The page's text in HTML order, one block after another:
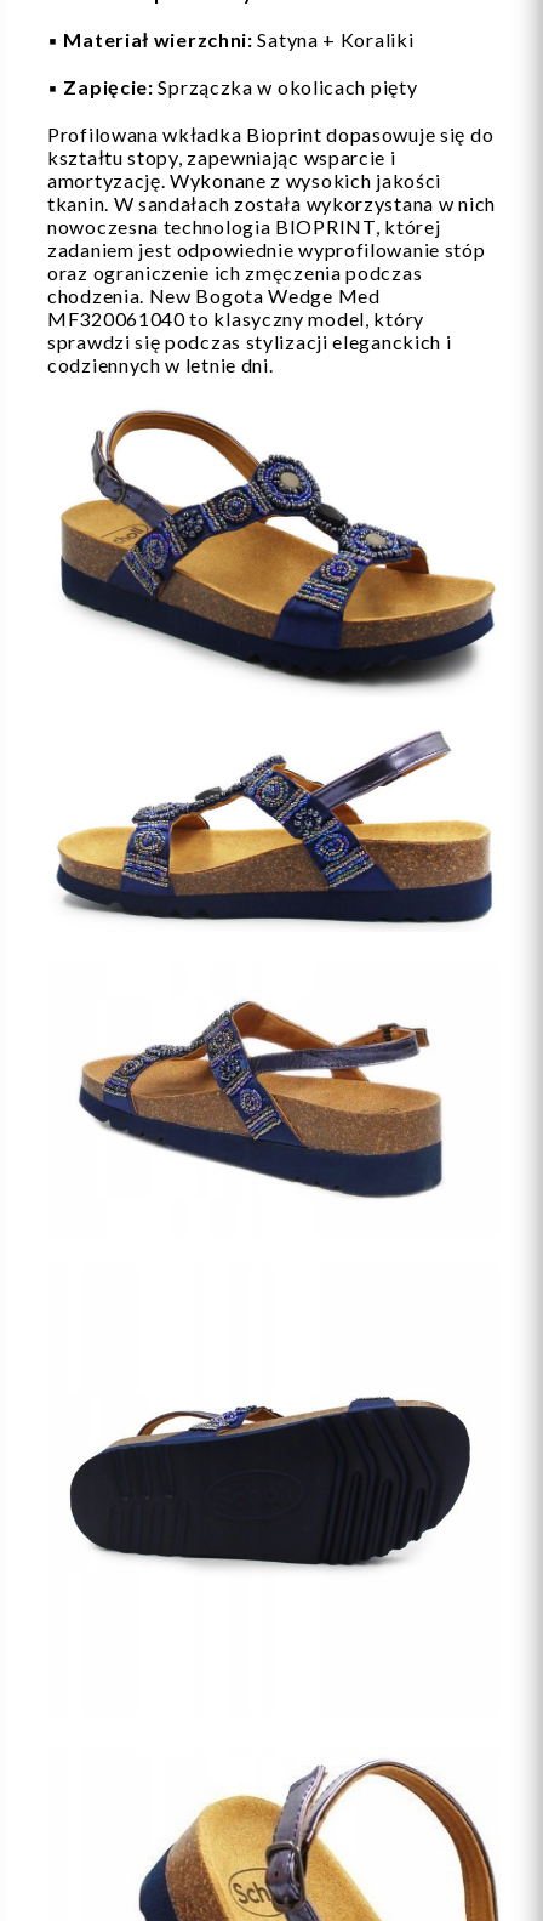
▪️ Materiał wierzchni: Satyna + Koraliki
▪️ Zapięcie: Sprzączka w okolicach pięty
Profilowana wkładka Bioprint dopasowuje się do
kształtu stopy, zapewniając wsparcie i
amortyzację. Wykonane z wysokich jakości
tkanin. W sandałach została wykorzystana w nich
nowoczesna technologia BIOPRINT, której
zadaniem jest odpowiednie wyprofilowanie stóp
oraz ograniczenie ich zmęczenia podczas
chodzenia. New Bogota Wedge Med
MF320061040 to klasyczny model, który
sprawdzi się podczas stylizacji eleganckich i
codziennych w letnie dni.